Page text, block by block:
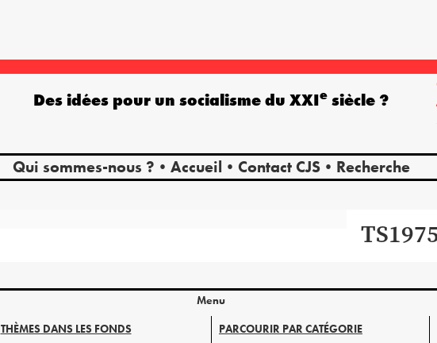
Qui sommes-nous ? Accueil Contact CJS Recherche
Des idées pour un socialisme du XXIe siècle ?
Menu
THÈMES DANS LES FONDS PARCOURIR PAR CATÉGORIE